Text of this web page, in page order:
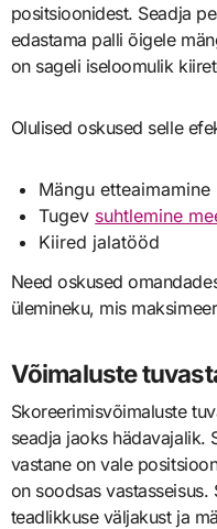
positsioonidest. Seadja
edastama palli õigele
on sageli iseloomulik
Olulised oskused selle
Mängu etteaimamine
Tugev suhtlemine
Kiired jalatööd
Need oskused
ülemineku, mis
Võimaluste
Skoreerimisvõimaluste
seadja jaoks hädavajalik.
vastane on vale
on soodsas vastasseisus.
teadlikkuse väljakust ja